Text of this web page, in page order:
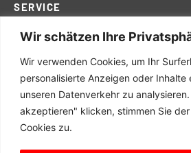
Wir schätzen Ihre
Wir verwenden Cookies, um Ihr
personalisierte Anzeigen oder Inhalte
unseren Datenverkehr zu analysieren.
akzeptieren" klicken, stimmen Sie
Cookies zu.
SERVICE
Downloads
Digitales
Prüfungen
Schul- und Hausordnung
Terminkalender
Schulwegeplan